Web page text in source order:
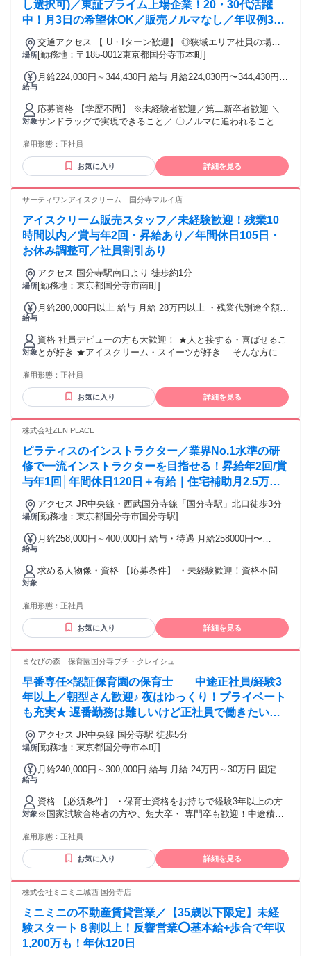
し選択可)／東証プライム上場企業！20・30代活躍
中！月3日の希望休OK／販売ノルマなし／年収例32
歳SV816万円／販促企画～商品管理など店舗運営が
メインの仕事
場所
交通アクセス 【 U・Iターン歓迎】 ◎狭域エリア社員の場合
は 転居を伴う転勤はありません。 ◎マイカー通勤OK
[勤務地：〒185-0012東京都国分寺市本町]
給与
月給224,030円～344,430円 給与 月給224,030円〜344,430円
エリア社員（規定エリア内転勤）：22万4030円～32万4430円
狭域エリア社員（転居を伴う異動なし）：22万4030円～32万
4430円 ※ナショナル社員・広域エリア社員は転居を伴う転勤
中、転勤手当を別途支給 エリア内転勤時：7000円～2万3000
対象
応募資格 【学歴不問】 ※未経験者歓迎／第二新卒者歓迎 ＼
サンドラッグで実現できること／ 〇ノルマに追われることな
同時に 身に付けられる。 〇登録販売者の資格を取得できる。
└業務時間中に 資格や業務の勉強ができます。 〇店長などポ
ストアップが可能。 └長期に亘り、成長を支援します。 〇町
雇用形態： 正社員
お気に入り 詳細を見る
サーティワンアイスクリーム 国分寺マルイ店
アイスクリーム販売スタッフ／未経験歓迎！残業10
時間以内／賞与年2回・昇給あり／年間休日105日・
お休み調整可／社員割引あり
場所
アクセス 国分寺駅南口より 徒歩約1分
[勤務地：東京都国分寺市南町]
給与
月給280,000円以上 給与 月給 28万円以上 ・残業代別途全額支
給1300円) ・賞与あり(年2回／業績による) ・昇給あり(年1回)
対象
資格 社員デビューの方も大歓迎！ ★人と接する・喜ばせるこ
とが好き ★アイスクリーム・スイーツが好き …そんな方にピ
新卒歓迎 ・社員デビュー歓迎 ・フリーター歓迎
雇用形態： 正社員
お気に入り 詳細を見る
株式会社ZEN PLACE
ピラティスのインストラクター／業界No.1水準の研
修で一流インストラクターを目指せる！昇給年2回/賞
与年1回│年間休日120日＋有給｜住宅補助月2.5万円
(条件あり)｜【資格不問/未経験8割】
場所
アクセス JR中央線・西武国分寺線「国分寺駅」北口徒歩3分
[勤務地：東京都国分寺市国分寺駅]
給与
月給258,000円～400,000円 給与・待遇 月給258000円〜
く） ・昇給あり（会社や個人の実績に基づく） ・固定残業代
あり： 30時間相当分を含む。 30時間を超える残業代は追加で
です＊ ＜年収例＞ 2年目:390万（月給＋インセンティブ＋賞
当） 10年目:1050万（月給＋インセンティブ＋賞与＋養成コー
ス担当手当） 固定残業時間：1ヶ月あたり30時間 固定残業
代：1ヶ月あたり48200円〜 【試用期間】 試用期間の長さ：3
ヶ月 給与条件：本採用時と同様 総労働時間：本採用時と同様
固定残業：本採用時と同様
対象
求める人物像・資格 【応募条件】 ・未経験歓迎！資格不問
雇用形態： 正社員
お気に入り 詳細を見る
まなびの森 保育園国分寺プチ・クレイシュ
早番専任×認証保育園の保育士 中途正社員/経験3
年以上／朝型さん歓迎♪ 夜はゆっくり！プライベート
も充実★ 遅番勤務は難しいけど正社員で働きたい
方！
場所
アクセス JR中央線 国分寺駅 徒歩5分
[勤務地：東京都国分寺市本町]
給与
月給240,000円～300,000円 給与 月給 24万円～30万円 固定残
円～30万円 ※早番回数が月15日以上の場合、早番手当＋5000
円 ※別途、経験手当・管理職手当・リーダー手当あり ★2027
年4月、保育士正社員の月給アップが決定！月給25万円～31万
円（四大卒月給26万円～31万円）★
対象
資格 【必須条件】 ・保育士資格をお持ちで経験3年以上の方
※国家試験合格者の方や、短大卒・ 専門卒も歓迎！中途積極
ランク歓迎 ■ハローワークで求職中の方歓迎 ■U・Iターン歓迎
主婦活躍中、子育てママ活躍中、夜勤なし
雇用形態： 正社員
お気に入り 詳細を見る
株式会社ミニミニ城西 国分寺店
ミニミニの不動産賃貸営業／【35歳以下限定】未経
験スタート８割以上！反響営業⭕️基本給+歩合で年収
1,200万も！年休120日